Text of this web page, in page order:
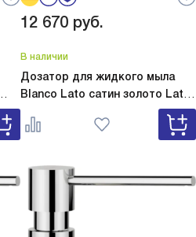
12 670 руб.
В наличии
Дозатор для жидкого мыла
Blanco Lato сатин золото Lato